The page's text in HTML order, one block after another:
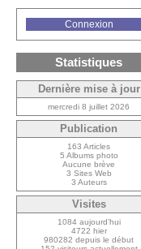
Connexion
Statistiques
Dernière mise à jour
mercredi 8 juillet 2026
Publication
163 Articles
5 Albums photo
Aucune brève
3 Sites Web
3 Auteurs
Visites
1084 aujourd’hui
4722 hier
980282 depuis le début